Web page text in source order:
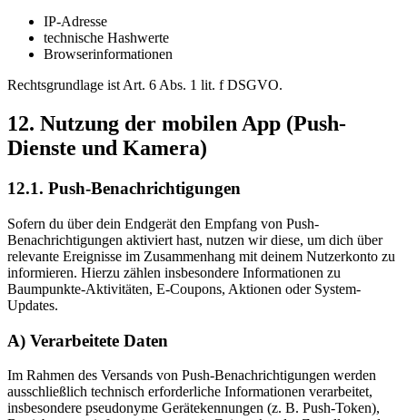
IP-Adresse
technische Hashwerte
Browserinformationen
Rechtsgrundlage ist Art. 6 Abs. 1 lit. f DSGVO.
12. Nutzung der mobilen App (Push-
Dienste und Kamera)
12.1. Push-Benachrichtigungen
Sofern du über dein Endgerät den Empfang von Push-
Benachrichtigungen aktiviert hast, nutzen wir diese, um dich über
relevante Ereignisse im Zusammenhang mit deinem Nutzerkonto zu
informieren. Hierzu zählen insbesondere Informationen zu
Baumpunkte-Aktivitäten, E-Coupons, Aktionen oder System-
Updates.
A) Verarbeitete Daten
Im Rahmen des Versands von Push-Benachrichtigungen werden
ausschließlich technisch erforderliche Informationen verarbeitet,
insbesondere pseudonyme Gerätekennungen (z. B. Push-Token),